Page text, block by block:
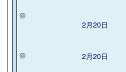
◎
2月20日
◎
2月20日